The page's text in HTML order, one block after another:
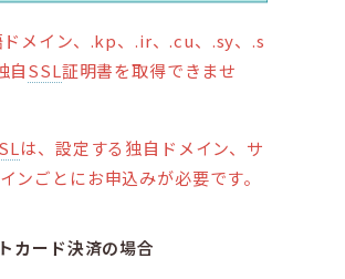
ドメイン、.kp、.ir、.cu、.sy、.s
自SSL証明書を取得できませ
は、設定する独自ドメイン、サ
ンごとにお申込みが必要です。
カード決済の場合